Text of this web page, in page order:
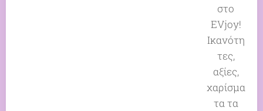
στο
EVjoy!
Ικανότη
τες,
αξίες,
χαρίσμα
τα τα